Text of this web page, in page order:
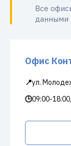
Все
данными
Офис
📍ул.
🕒09:00-